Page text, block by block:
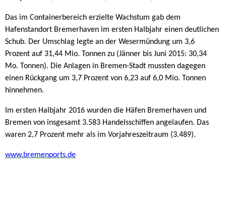
Das im Containerbereich erzielte Wachstum gab dem
Hafenstandort Bremerhaven im ersten Halbjahr einen deutlichen
Schub. Der Umschlag legte an der Wesermündung um 3,6
Prozent auf 31,44 Mio. Tonnen zu (Jänner bis Juni 2015: 30,34
Mo. Tonnen). Die Anlagen in Bremen-Stadt mussten dagegen
einen Rückgang um 3,7 Prozent von 6,23 auf 6,0 Mio. Tonnen
hinnehmen.
Im ersten Halbjahr 2016 wurden die Häfen Bremerhaven und
Bremen von insgesamt 3.583 Handelsschiffen angelaufen. Das
waren 2,7 Prozent mehr als im Vorjahreszeitraum (3.489).
www.bremenports.de